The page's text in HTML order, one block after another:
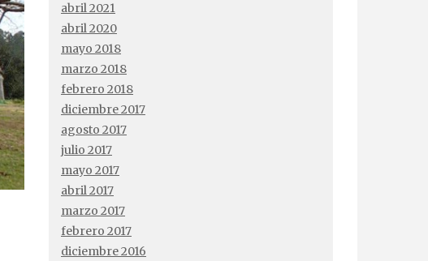
abril 2021
abril 2020
mayo 2018
marzo 2018
febrero 2018
diciembre 2017
agosto 2017
julio 2017
mayo 2017
abril 2017
marzo 2017
febrero 2017
diciembre 2016